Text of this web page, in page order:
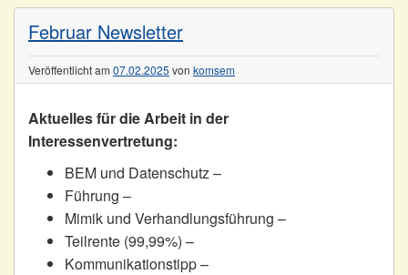
Archiv
Februar Newsletter
Veröffentlicht am 07.02.2025 von komsem
Aktuelles für die Arbeit in der
Interessenvertretung:
BEM und Datenschutz –
Führung –
Mimik und Verhandlungsführung –
Teilrente (99,99%) –
Kommunikationstipp –